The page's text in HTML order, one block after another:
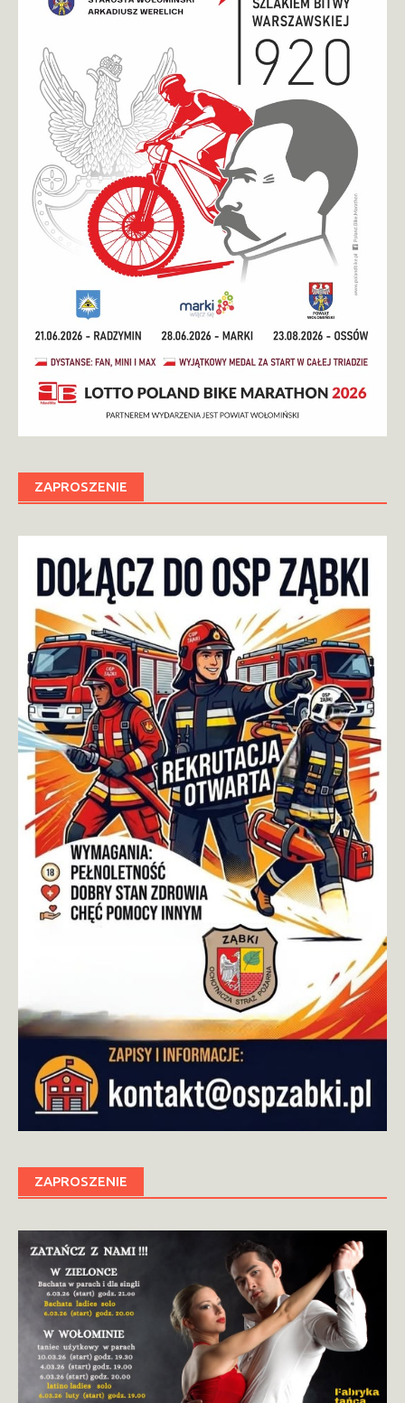
ZAPROSZENIE
ZAPROSZENIE